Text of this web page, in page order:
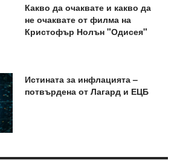
Какво да очаквате и какво да
не очаквате от филма на
Кристофър Нолън "Одисея"
Истината за инфлацията –
потвърдена от Лагард и ЕЦБ